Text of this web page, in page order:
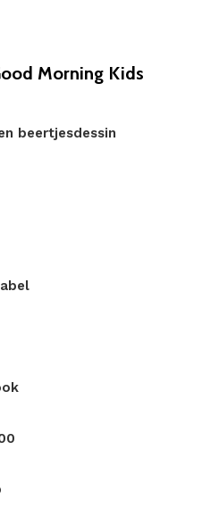
Morning Kids
beertjesdessin